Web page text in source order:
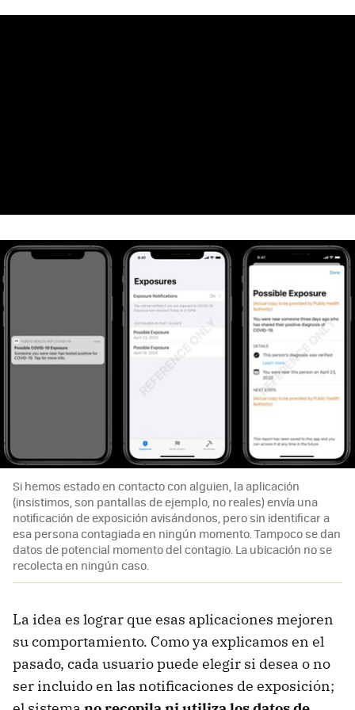
Si hemos estado en contacto con alguien, la aplicación
(insistimos, son pantallas de ejemplo, no reales) envía una
notificación de exposición avisándonos, pero sin identificar a
esa persona contagiada en ningún momento. Tampoco se dan
datos de potencial momento del contagio. La ubicación no se
recolecta en ningún caso.
La idea es lograr que esas aplicaciones mejoren
su comportamiento. Como ya explicamos en el
pasado, cada usuario puede elegir si desea o no
ser incluido en las notificaciones de exposición;